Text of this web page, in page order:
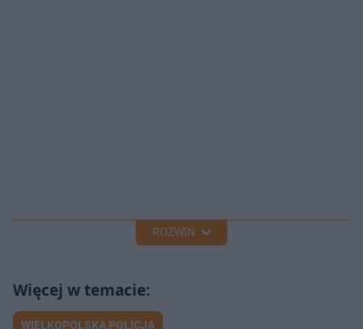
ROZWIŃ
WIELKOPOLSKA POLICJA